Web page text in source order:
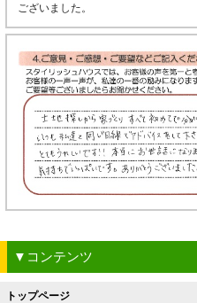
ございました。
▼コンテンツ
トップページ